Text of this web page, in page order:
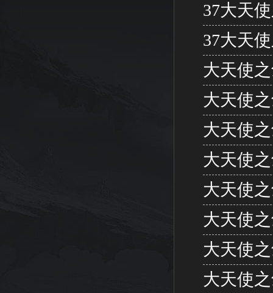
37大天
37大天
大天使
大天使
大天使
大天使
大天使
大天使
大天使
大天使